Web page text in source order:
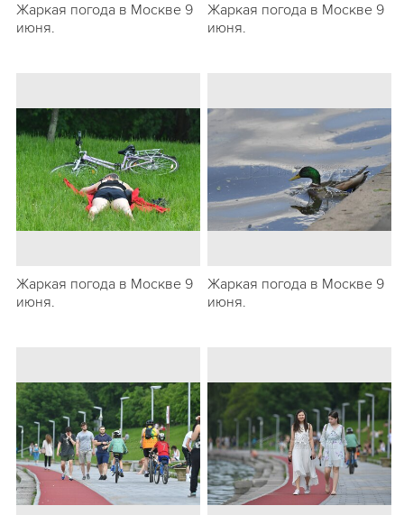
Жаркая погода в Москве 9
июня.
Жаркая погода в Москве 9
июня.
Жаркая погода в Москве 9
июня.
Жаркая погода в Москве 9
июня.